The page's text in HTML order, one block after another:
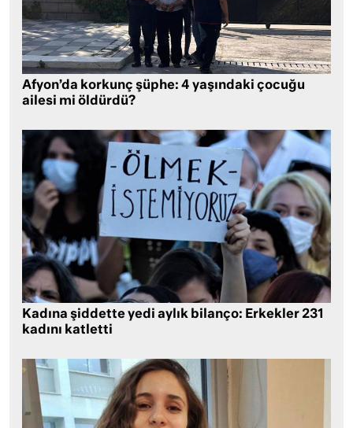
Afyon’da korkunç şüphe: 4 yaşındaki çocuğu
ailesi mi öldürdü?
Kadına şiddette yedi aylık bilanço: Erkekler 231
kadını katletti